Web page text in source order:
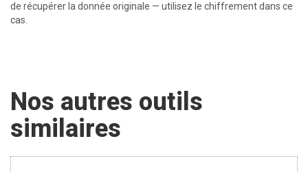
de récupérer la donnée originale — utilisez le chiffrement dans ce
cas.
Nos autres outils
similaires